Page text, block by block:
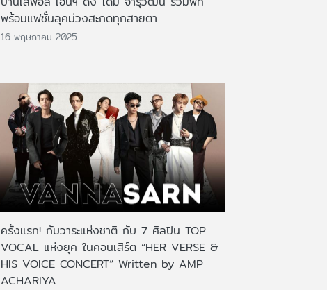
พร้อมแฟชั่นลุคม่วงสะกดทุกสายตา
16 พฤษภาคม 2025
ครั้งแรก! กับวาระแห่งชาติ กับ 7 ศิลปิน TOP
VOCAL แห่งยุค ในคอนเสิร์ต “HER VERSE &
HIS VOICE CONCERT” Written by AMP
ACHARIYA